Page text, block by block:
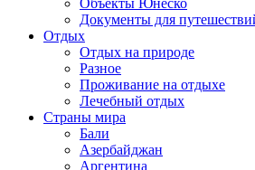
Объекты Юнеско
Документы для
Отдых
Отдых на природе
Разное
Проживание на отдыхе
Лечебный отдых
Страны мира
Бали
Азербайджан
Аргентина